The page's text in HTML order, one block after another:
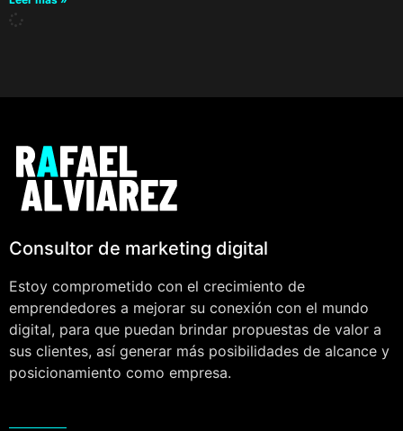
Consultor de marketing digital
Estoy comprometido con el crecimiento de
emprendedores a mejorar su conexión con el mundo
digital, para que puedan brindar propuestas de valor a
sus clientes, así generar más posibilidades de alcance y
posicionamiento como empresa.